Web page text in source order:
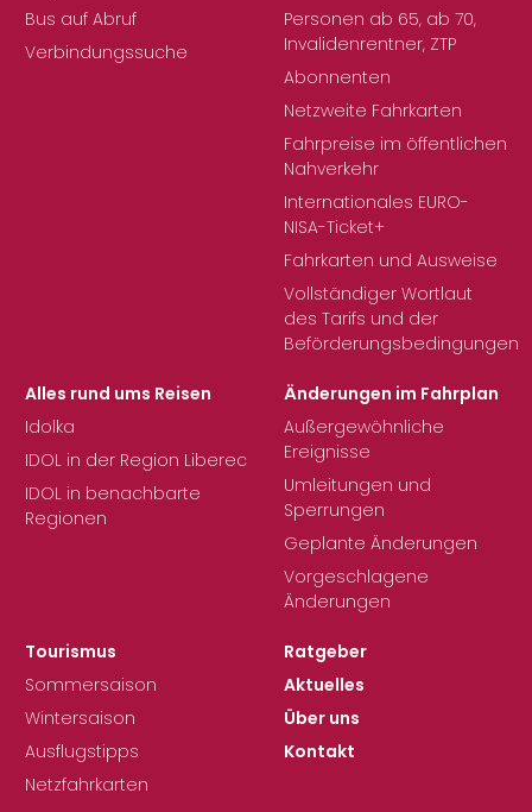
Bus auf Abruf
Verbindungssuche
Personen ab 65, ab 70,
Invalidenrentner, ZTP
Abonnenten
Netzweite Fahrkarten
Fahrpreise im öffentlichen
Nahverkehr
Internationales EURO-
NISA-Ticket+
Fahrkarten und Ausweise
Vollständiger Wortlaut
des Tarifs und der
Beförderungsbedingungen
Alles rund ums Reisen
Idolka
IDOL in der Region Liberec
IDOL in benachbarte
Regionen
Änderungen im Fahrplan
Außergewöhnliche
Ereignisse
Umleitungen und
Sperrungen
Geplante Änderungen
Vorgeschlagene
Änderungen
Tourismus
Sommersaison
Wintersaison
Ausflugstipps
Netzfahrkarten
Ratgeber
Aktuelles
Über uns
Kontakt